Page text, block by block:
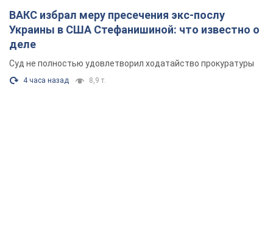
ВАКС избрал меру пресечения экс-послу
Украины в США Стефанишиной: что известно о
деле
Суд не полностью удовлетворил ходатайство прокуратуры
4 часа назад 8,9 т.